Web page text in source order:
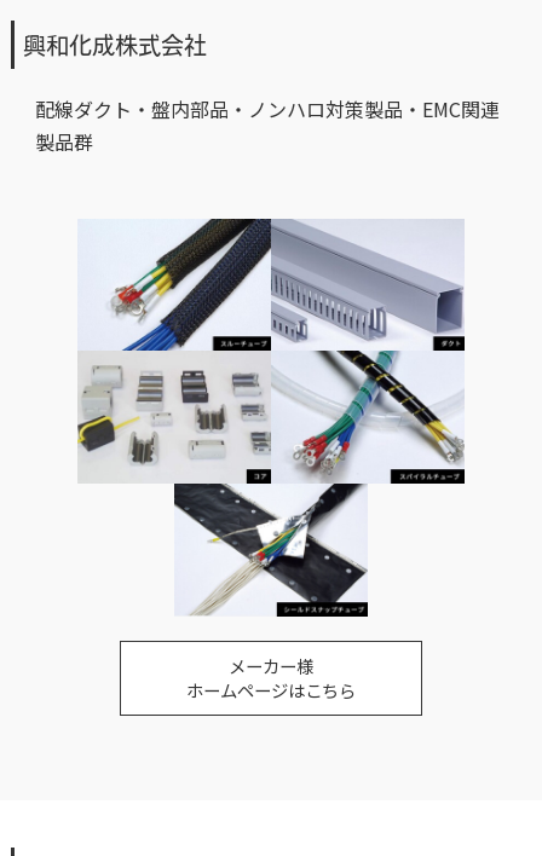
興和化成株式会社
配線ダクト・盤内部品・ノンハロ対策製品・EMC関連
製品群
メーカー様
ホームページはこちら